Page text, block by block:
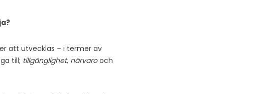
att utvecklas – i termer av
till; tillgänglighet, närvarooch